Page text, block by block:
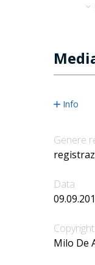
Info
Genere
Data
Copyright
Milo De